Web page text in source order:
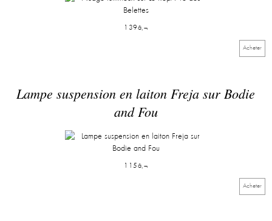
139â‚¬
Acheter
Lampe suspension en laiton Freja sur Bodie
and Fou
115â‚¬
Acheter